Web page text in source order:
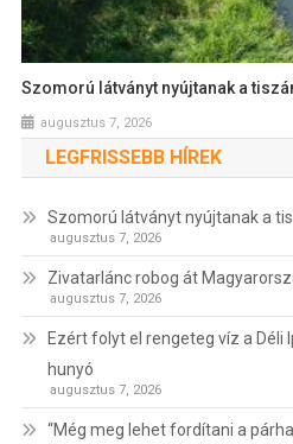
Szomorú látványt nyújtanak a
augusztus 7, 2026
LEGFRISSEBB HÍREK
Szomorú látványt nyújtanak a
augusztus 7, 2026
Zivatarlánc robog át
augusztus 7, 2026
Ezért folyt el rengeteg víz a Déli
hunyó
augusztus 7, 2026
“Még meg lehet fordítani a